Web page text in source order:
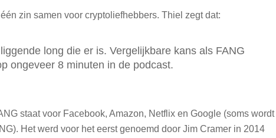
zin samen voor cryptoliefhebbers. Thiel zegt dat:
long die er is. Vergelijkbare kans als FANG
ongeveer 8 minuten in de podcast.
staat voor Facebook, Amazon, Netflix en Google (soms wordt
Het werd voor het eerst genoemd door Jim Cramer in 2014